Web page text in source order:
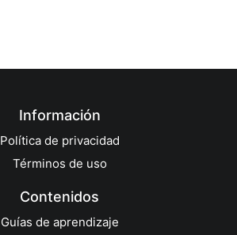
Información
Política de privacidad
Términos de uso
Contenidos
Guías de aprendizaje